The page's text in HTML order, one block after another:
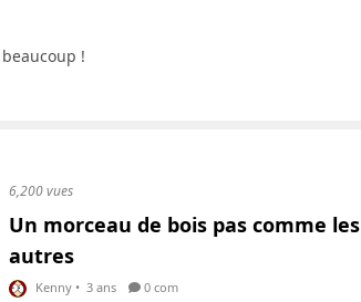
!
6,200 vues
Un morceau de bois pas comme les
autres
Kenny • 3 ans 0 com